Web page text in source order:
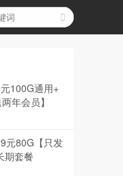
100G通用+
年会员】
元80G【只发
期套餐